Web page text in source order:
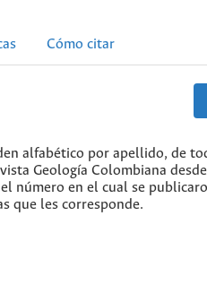
Cómo citar
alfabético por apellido, de
Geología Colombiana
número en el cual se
que les corresponde.